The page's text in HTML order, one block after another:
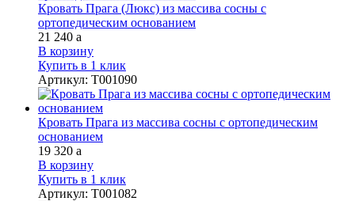
Кровать Прага (Люкс) из массива сосны с
ортопедическим основанием
21 240 a
В корзину
Купить в 1 клик
Артикул: Т001090
Кровать Прага из массива сосны с ортопедическим
основанием
19 320 a
В корзину
Купить в 1 клик
Артикул: Т001082